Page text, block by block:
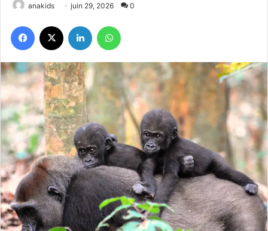
anakids juin 29, 2026 0
Facebook Linkedin